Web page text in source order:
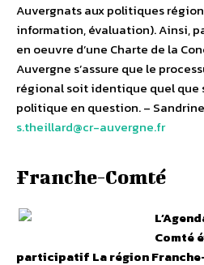
Auvergnats aux politiques
information, évaluation). Ainsi,
en oeuvre d’une Charte de la
Auvergne s’assure que le
régional soit identique quel que
politique en question. –
s.theillard@cr-auvergne.fr
Franche-Comté
Comté
participatif La région